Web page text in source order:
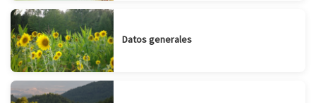
Datos generales